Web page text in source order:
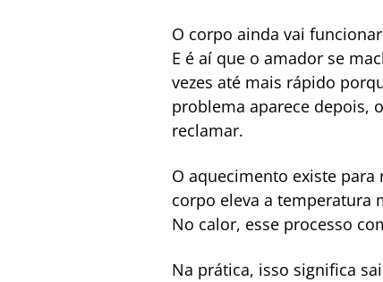
O corpo ainda vai
E é aí que o amador se
vezes até mais rápido
problema aparece depois,
reclamar.
O aquecimento existe
corpo eleva a temperatura
No calor, esse processo
Na prática, isso significa